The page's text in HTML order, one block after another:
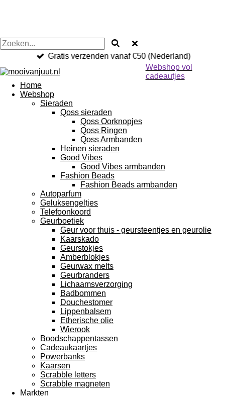
Gratis verzenden vanaf €50 (Nederland)
Webshop vol
cadeautjes
Home
Webshop
Sieraden
Qoss sieraden
Qoss Oorknopjes
Qoss Ringen
Qoss Armbanden
Heinen sieraden
Good Vibes
Good Vibes armbanden
Fashion Beads
Fashion Beads armbanden
Autoparfum
Geluksengeltjes
Telefoonkoord
Geurboetiek
Geur voor thuis - geursteentjes en geurolie
Kaarskado
Geurstokjes
Amberblokjes
Geurwax melts
Geurbranders
Lichaamsverzorging
Badbommen
Douchestomer
Lippenbalsem
Etherische olie
Wierook
Boodschappentassen
Cadeaukaartjes
Powerbanks
Kaarsen
Scrabble letters
Scrabble magneten
Markten